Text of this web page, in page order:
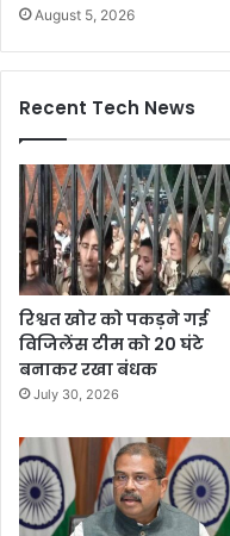
August 5, 2026
Recent Tech News
रिश्वत खोर को पकड़ने गई
विजिलेंस टीम को 20 घंटे
बनाकर रखा बंधक
July 30, 2026